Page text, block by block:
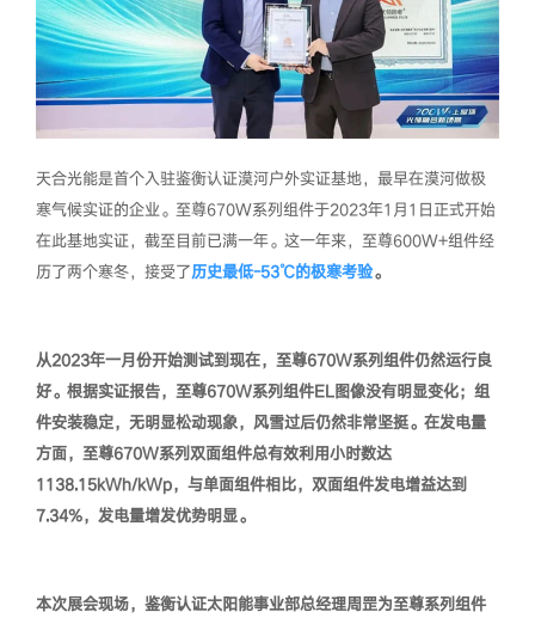
天合光能是首个入驻鉴衡认证漠河户外实证基地，最早在漠河做极
寒气候实证的企业。至尊670W系列组件于2023年1月1日正式开始
在此基地实证，截至目前已满一年。这一年来，至尊600W+组件经
历了两个寒冬，接受了历史最低-53℃的极寒考验。
从2023年一月份开始测试到现在，至尊670W系列组件仍然运行良
好。根据实证报告，至尊670W系列组件EL图像没有明显变化；组
件安装稳定，无明显松动现象，风雪过后仍然非常坚挺。在发电量
方面，至尊670W系列双面组件总有效利用小时数达
1138.15kWh/kWp，与单面组件相比，双面组件发电增益达到
7.34%，发电量增发优势明显。
本次展会现场，鉴衡认证太阳能事业部总经理周罡为至尊系列组件